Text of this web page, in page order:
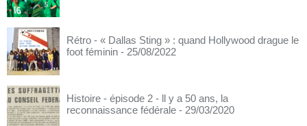
Rétro - « Dallas Sting » : quand Hollywood drague le
foot féminin - 25/08/2022
Histoire - épisode 2 - ll y a 50 ans, la
reconnaissance fédérale - 29/03/2020